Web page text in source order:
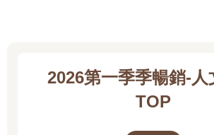
2026第一季季暢銷-人
TOP